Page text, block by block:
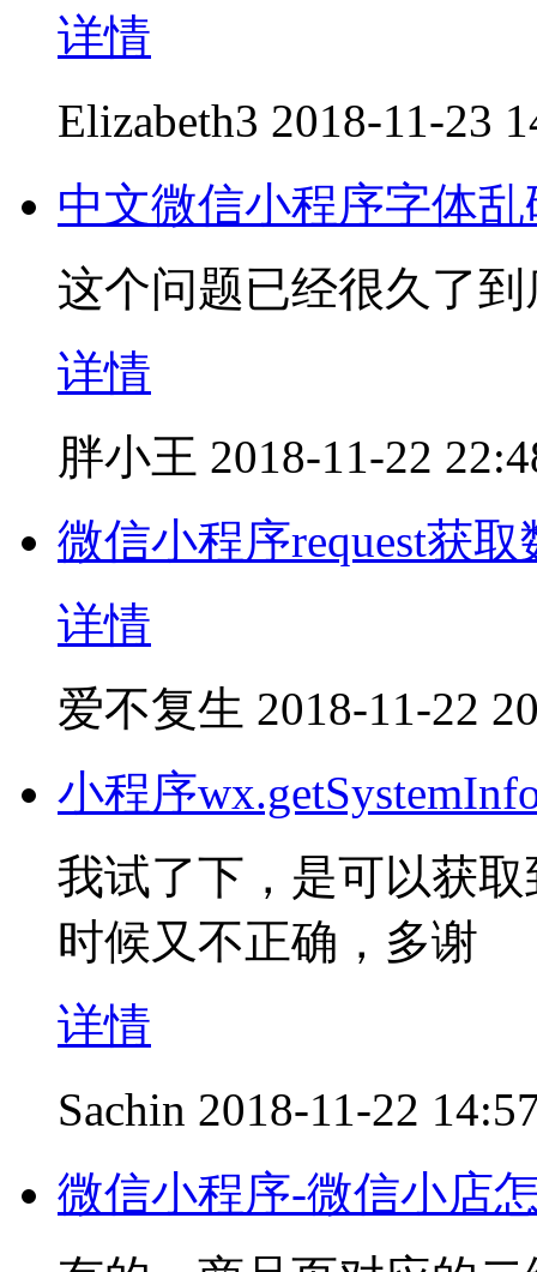
详情
Elizabeth3 2018-11-23
中文微信小程序字体乱
这个问题已经很久了
详情
胖小王 2018-11-22
微信小程序request获取
详情
爱不复生 2018-11-22
小程序
我试了下，是可以获
时候又不正确，多谢
详情
Sachin 2018-11-22
微信小程序-微信小店